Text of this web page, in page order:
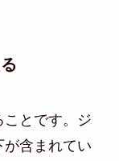
とです。ジ
が含まれてい